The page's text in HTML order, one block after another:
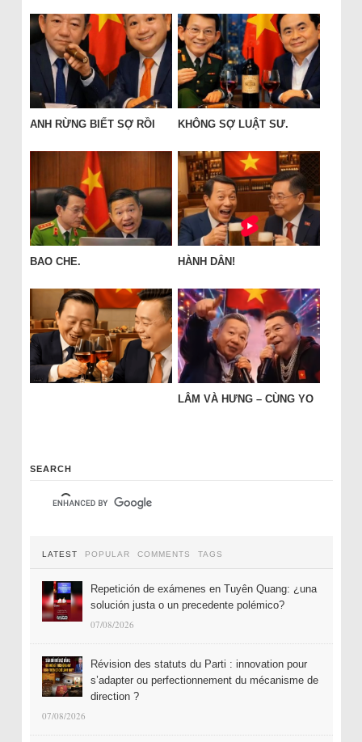
ANH RỪNG BIẾT SỢ RỒI KHÔNG SỢ LUẬT SƯ.
BAO CHE. HÀNH DÂN!
LÂM VÀ HƯNG – CÙNG YO
SEARCH
LATEST POPULAR COMMENTS TAGS
Repetición de exámenes en Tuyên Quang: ¿una
solución justa o un precedente polémico?
07/08/2026
Révision des statuts du Parti : innovation pour
s’adapter ou perfectionnement du mécanisme de
direction ?
07/08/2026